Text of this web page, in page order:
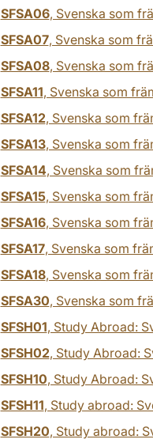
SFSA06, Svenska som
SFSA07, Svenska som
SFSA08, Svenska som
SFSA11, Svenska som
SFSA12, Svenska som
SFSA13, Svenska som
SFSA14, Svenska som
SFSA15, Svenska som
SFSA16, Svenska som
SFSA17, Svenska som
SFSA18, Svenska som
SFSA30, Svenska som
SFSH01, Study Abroad:
SFSH02, Study Abroad:
SFSH10, Study Abroad:
SFSH11, Study abroad:
SFSH20, Study abroad: